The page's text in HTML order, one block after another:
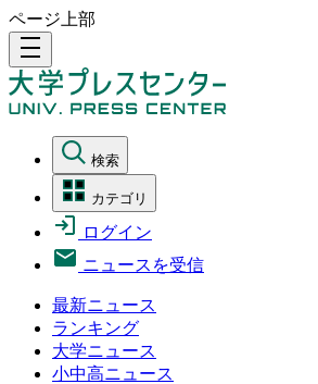
ページ上部
density_medium
検索
カテゴリ
ログイン
ニュースを受信
最新ニュース
ランキング
大学ニュース
小中高ニュース